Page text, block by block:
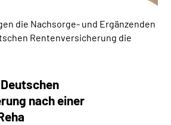
Mein Kundenportal
die Nachsorge- und Ergänzenden
Rentenversicherung die
nach einer